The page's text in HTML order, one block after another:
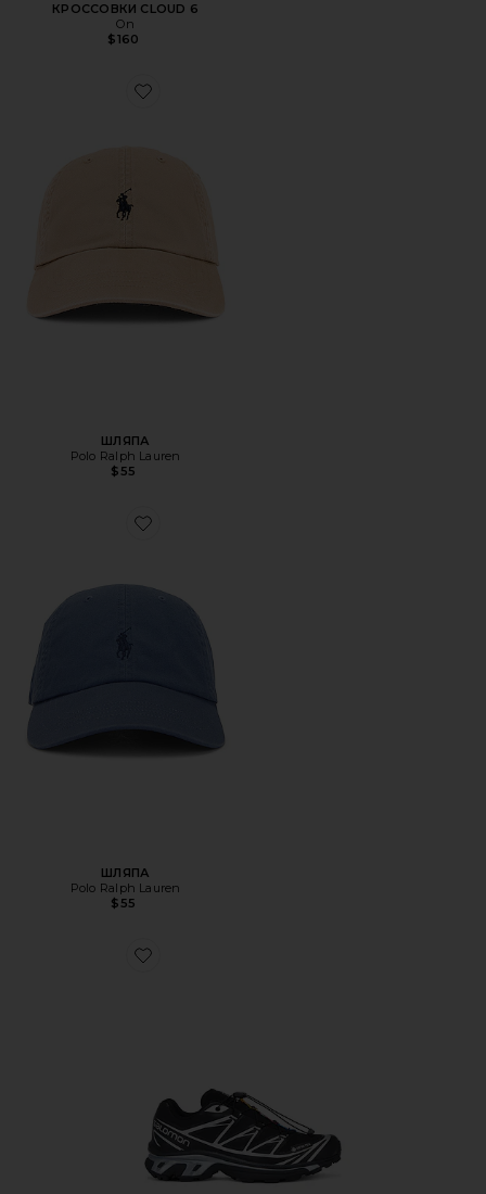
КРОССОВКИ CLOUD 6
On
$160
Favorite ШЛЯПА
ШЛЯПА
Polo Ralph Lauren
$55
Favorite ШЛЯПА
ШЛЯПА
Polo Ralph Lauren
$55
Favorite КРОССОВКИ XT-6